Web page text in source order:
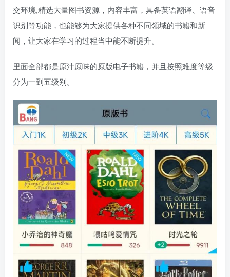
交环境,精选大量图书资源，内容丰富，具备英语翻译、语音
识别等功能，也能够为大家提供各种不同领域的书籍和新
闻，让大家在学习的过程当中能不断提升。
里面全部都是原汁原味的原版电子书籍，并且按照难度等级
分为一到五级别。